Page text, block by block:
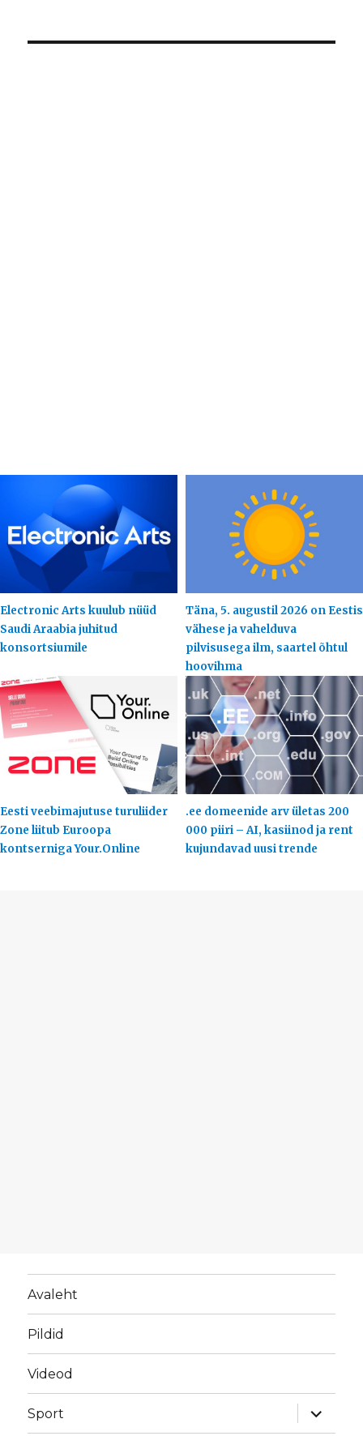
Electronic Arts kuulub nüüd
Saudi Araabia juhitud
konsortsiumile
Täna, 5. augustil 2026 on Eestis
vähese ja vahelduva
pilvisusega ilm, saartel õhtul
hoovihma
Eesti veebimajutuse turuliider
Zone liitub Euroopa
kontserniga Your.Online
.ee domeenide arv ületas 200
000 piiri – AI, kasiinod ja rent
kujundavad uusi trende
Avaleht
Pildid
Videod
Sport
laienda